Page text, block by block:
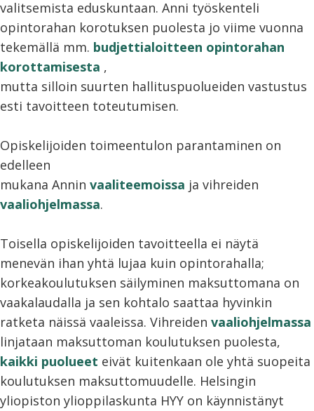
valitsemista eduskuntaan. Anni työskenteli
opintorahan korotuksen puolesta jo viime vuonna
tekemällä mm. budjettialoitteen opintorahan
korottamisesta ,
mutta silloin suurten hallituspuolueiden vastustus
esti tavoitteen toteutumisen.
Opiskelijoiden toimeentulon parantaminen on
edelleen
mukana Annin vaaliteemoissa ja vihreiden
vaaliohjelmassa.
Toisella opiskelijoiden tavoitteella ei näytä
menevän ihan yhtä lujaa kuin opintorahalla;
korkeakoulutuksen säilyminen maksuttomana on
vaakalaudalla ja sen kohtalo saattaa hyvinkin
ratketa näissä vaaleissa. Vihreiden vaaliohjelmassa
linjataan maksuttoman koulutuksen puolesta,
kaikki puolueet eivät kuitenkaan ole yhtä suopeita
koulutuksen maksuttomuudelle. Helsingin
yliopiston ylioppilaskunta HYY on käynnistänyt